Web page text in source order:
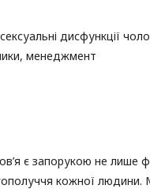
сексуальні дисфункції
менеджмент
є запорукою не лише
кожної людини.